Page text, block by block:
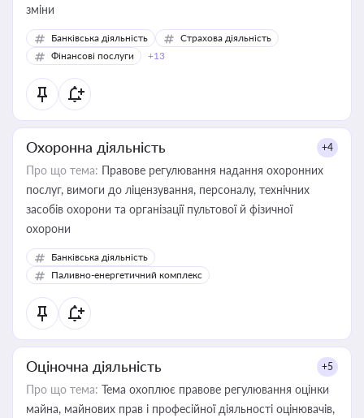
зміни
Банківська діяльність
Страхова діяльність
Фінансові послуги
+13
Охоронна діяльність +4
Про що тема: Правове регулювання надання охоронних
послуг, вимоги до ліцензування, персоналу, технічних
засобів охорони та організації пультової й фізичної
охорони
Банківська діяльність
Паливно-енергетичний комплекс
Оціночна діяльність +5
Про що тема: Тема охоплює правове регулювання оцінки
майна, майнових прав і професійної діяльності оцінювачів,